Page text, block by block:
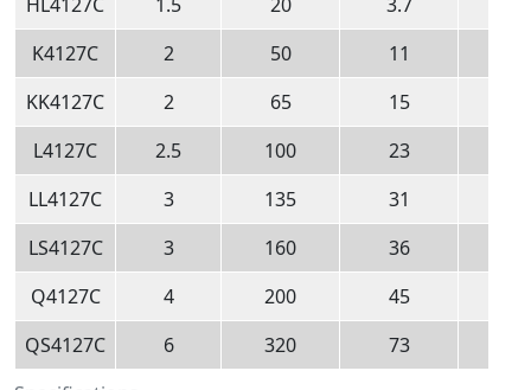
K4127C
2 50 11
KK4127C
2 65 15
L4127C
2.5 100 23
LL4127C
3 135 31
LS4127C
3 160 36
Q4127C
4 200 45
QS4127C
6 320 73